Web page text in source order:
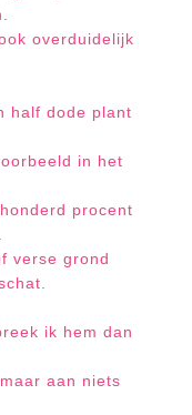
overduidelijk
half dode plant
in het
procent
verse grond
ik hem dan
aan niets